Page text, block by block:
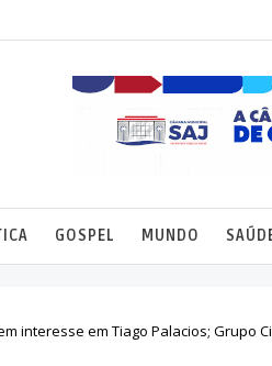
GOSPEL MUNDO
interesse em Tiago Palacios; Grupo